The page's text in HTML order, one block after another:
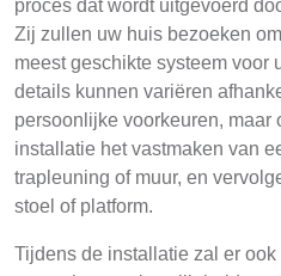
proces dat wordt uitgevoerd
Zij zullen uw huis bezoeken
meest geschikte systeem voor
details kunnen variëren
persoonlijke voorkeuren, maar
installatie het vastmaken van
trapleuning of muur, en
stoel of platform.
Tijdens de installatie zal er